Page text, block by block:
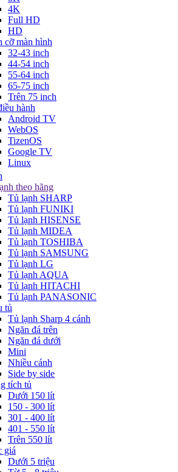
4K
Full HD
HD
cỡ màn hình
32-43 inch
44-54 inch
55-64 inch
65-75 inch
Trên 75 inch
hành
Android TV
WebOS
TizenOS
Google TV
Linux
theo hãng
Tủ lạnh SHARP
Tủ lạnh FUNIKI
Tủ lạnh HISENSE
Tủ lạnh MIDEA
Tủ lạnh TOSHIBA
Tủ lạnh SAMSUNG
Tủ lạnh LG
Tủ lạnh AQUA
Tủ lạnh HITACHI
Tủ lạnh PANASONIC
tủ
Tủ lạnh Sharp 4 cánh
Ngăn đá trên
Ngăn đá dưới
Mini
Nhiều cánh
Side by side
tích tủ
Dưới 150 lít
150 - 300 lít
301 - 400 lít
401 - 550 lít
Trên 550 lít
giá
Dưới 5 triệu